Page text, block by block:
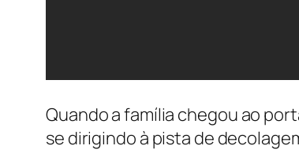
Quando a família chegou ao
se dirigindo à pista de